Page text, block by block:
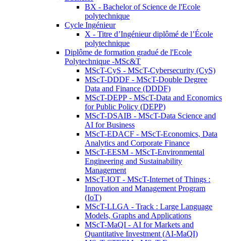
BX - Bachelor of Science de l'Ecole
polytechnique
Cycle Ingénieur
X - Titre d’Ingénieur diplômé de l’École
polytechnique
Diplôme de formation gradué de l'Ecole
Polytechnique -MSc&T
MScT-CyS - MScT-Cybersecurity (CyS)
MScT-DDDF - MScT-Double Degree
Data and Finance (DDDF)
MScT-DEPP - MScT-Data and Economics
for Public Policy (DEPP)
MScT-DSAIB - MScT-Data Science and
AI for Business
MScT-EDACF - MScT-Economics, Data
Analytics and Corporate Finance
MScT-EESM - MScT-Environmental
Engineering and Sustainability
Management
MScT-IOT - MScT-Internet of Things :
Innovation and Management Program
(IoT)
MScT-LLGA - Track : Large Language
Models, Graphs and Applications
MScT-MaQI - AI for Markets and
Quantitative Investment (AI-MaQI)